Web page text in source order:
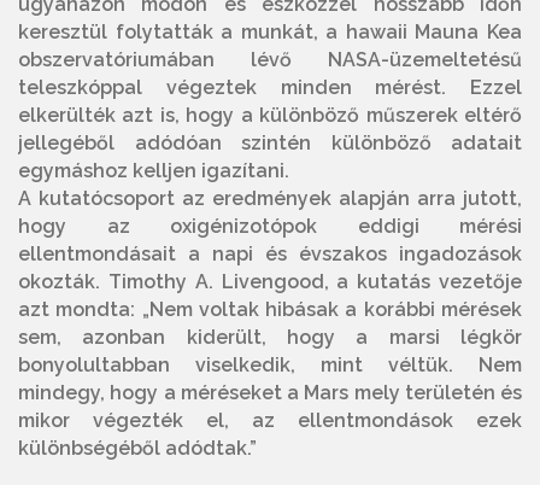
keresztül folytatták a munkát, a hawaii Mauna Kea
obszervatóriumában lévő NASA-üzemeltetésű
teleszkóppal végeztek minden mérést. Ezzel
elkerülték azt is, hogy a különböző műszerek eltérő
jellegéből adódóan szintén különböző adatait
egymáshoz kelljen igazítani.
A kutatócsoport az eredmények alapján arra jutott,
hogy az oxigénizotópok eddigi mérési
ellentmondásait a napi és évszakos ingadozások
okozták. Timothy A. Livengood, a kutatás vezetője
azt mondta: „Nem voltak hibásak a korábbi mérések
sem, azonban kiderült, hogy a marsi légkör
bonyolultabban viselkedik, mint véltük. Nem
mindegy, hogy a méréseket a Mars mely területén és
mikor végezték el, az ellentmondások ezek
különbségéből adódtak.”